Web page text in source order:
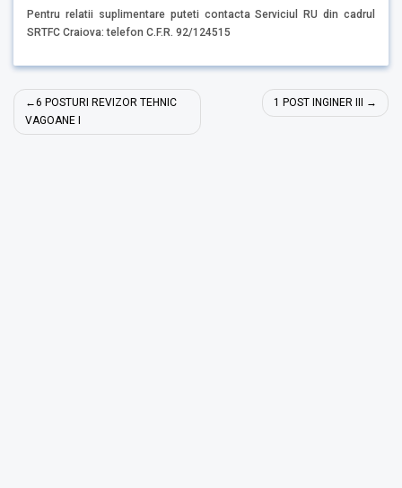
Pentru relatii suplimentare puteti contacta Serviciul RU din cadrul
SRTFC Craiova: telefon C.F.R. 92/124515
Navigare
în
6 POSTURI REVIZOR TEHNIC
VAGOANE I
1 POST INGINER III